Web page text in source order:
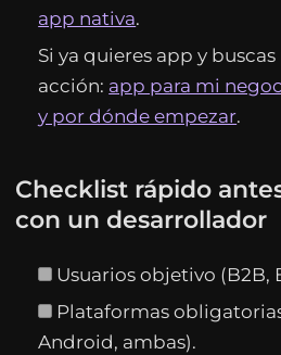
app nativa.
Si ya quieres app y
acción: app para mi
y por dónde empezar.
Checklist rápido
con un desarrollador
Usuarios objetivo (B2B,
Plataformas
Android, ambas).